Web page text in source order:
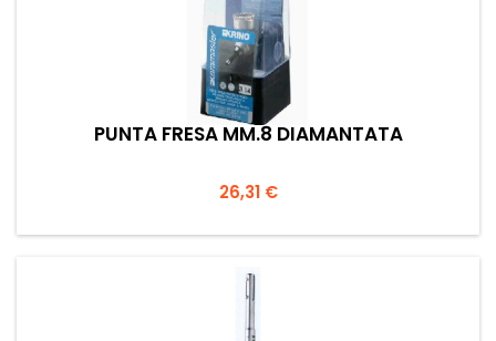
PUNTA FRESA MM.8 DIAMANTATA
Prezzo
26,31 €